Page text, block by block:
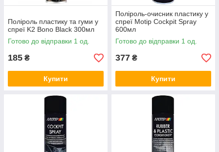
Поліроль пластику та гуми у
спреї K2 Bono Black 300мл
Готово до відправки 1 од.
185 ₴
Купити
Поліроль-очисник пластику у
спреї Motip Cockpit Spray
600мл
Готово до відправки 1 од.
377 ₴
Купити